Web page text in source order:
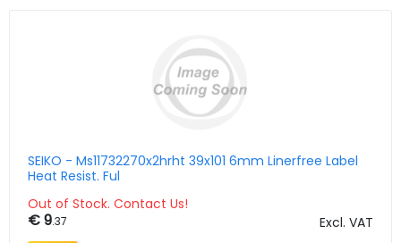
SEIKO - Ms11732270x2hrht 39x101 6mm Linerfree Label
Heat Resist. Ful
Out of Stock. Contact Us!
€ 9.37 Excl. VAT